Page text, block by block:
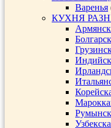
Варенья
КУХНЯ